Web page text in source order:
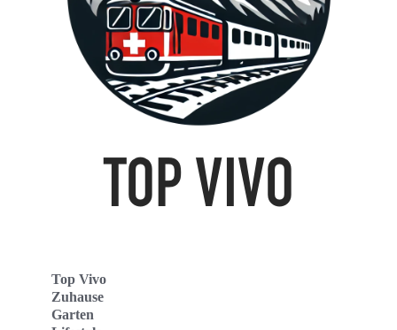
Top Vivo
Zuhause
Garten